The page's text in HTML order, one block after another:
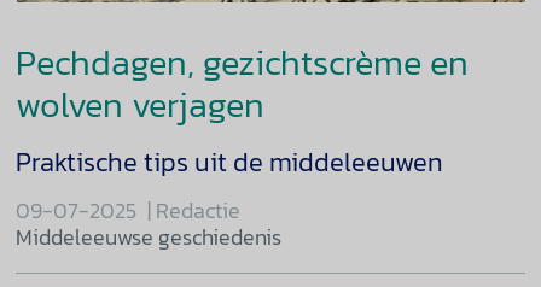
Pechdagen, gezichtscrème en
wolven verjagen
Praktische tips uit de middeleeuwen
09-07-2025
Redactie
Middeleeuwse geschiedenis